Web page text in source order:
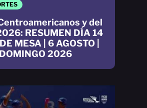
y del
RESUMEN DÍA 14
MESA | 6 AGOSTO |
2026